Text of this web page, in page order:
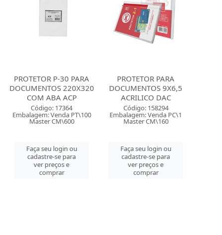
PROTETOR P-30 PARA
DOCUMENTOS 220X320
COM ABA ACP
Código: 17364
Embalagem: Venda PT\100
Master CM\600
Faça seu login ou
cadastre-se para
ver preços e
comprar
PROTETOR PARA
DOCUMENTOS 9X6,5
ACRILICO DAC
Código: 158294
Embalagem: Venda PC\1
Master CM\160
Faça seu login ou
cadastre-se para
ver preços e
comprar